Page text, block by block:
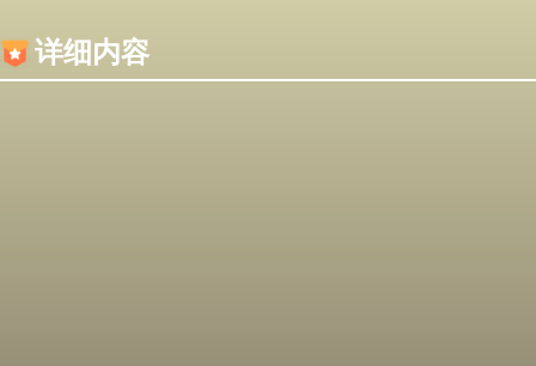
详细内容